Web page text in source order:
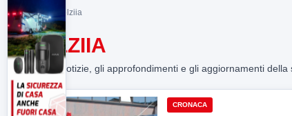
Home> polziia
POLZIIA
Tutte le notizie, gli approfondimenti e gli aggiornamenti della
CRONACA